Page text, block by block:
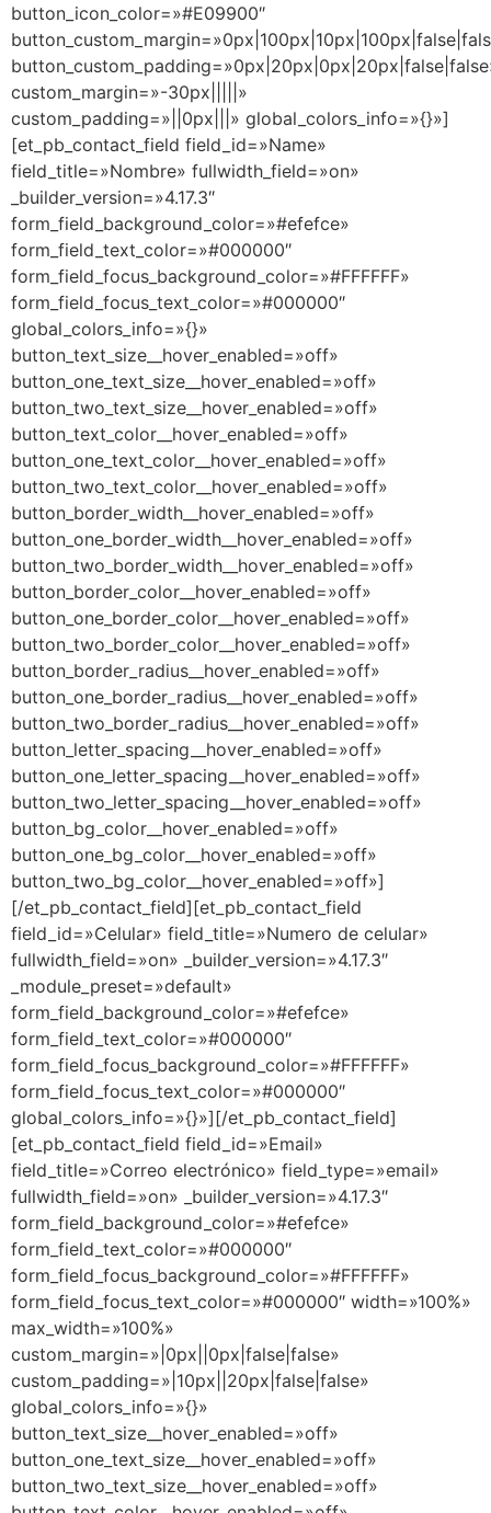
button_icon_color=»#E09900″
custom_margin=»-30px|||||»
custom_padding=»||0px|||» global_colors_info=»{}»]
[et_pb_contact_field field_id=»Name»
field_title=»Nombre» fullwidth_field=»on»
_builder_version=»4.17.3″
form_field_background_color=»#efefce»
form_field_text_color=»#000000″
form_field_focus_background_color=»#FFFFFF»
form_field_focus_text_color=»#000000″
global_colors_info=»{}»
button_text_size__hover_enabled=»off»
button_one_text_size__hover_enabled=»off»
button_two_text_size__hover_enabled=»off»
button_text_color__hover_enabled=»off»
button_one_text_color__hover_enabled=»off»
button_two_text_color__hover_enabled=»off»
button_border_width__hover_enabled=»off»
button_one_border_width__hover_enabled=»off»
button_two_border_width__hover_enabled=»off»
button_border_color__hover_enabled=»off»
button_one_border_color__hover_enabled=»off»
button_two_border_color__hover_enabled=»off»
button_border_radius__hover_enabled=»off»
button_one_border_radius__hover_enabled=»off»
button_two_border_radius__hover_enabled=»off»
button_letter_spacing__hover_enabled=»off»
button_one_letter_spacing__hover_enabled=»off»
button_two_letter_spacing__hover_enabled=»off»
button_bg_color__hover_enabled=»off»
button_one_bg_color__hover_enabled=»off»
button_two_bg_color__hover_enabled=»off»]
[/et_pb_contact_field][et_pb_contact_field
field_id=»Celular» field_title=»Numero de celular»
fullwidth_field=»on» _builder_version=»4.17.3″
_module_preset=»default»
form_field_background_color=»#efefce»
form_field_text_color=»#000000″
form_field_focus_background_color=»#FFFFFF»
form_field_focus_text_color=»#000000″
global_colors_info=»{}»][/et_pb_contact_field]
[et_pb_contact_field field_id=»Email»
field_title=»Correo electrónico» field_type=»email»
fullwidth_field=»on» _builder_version=»4.17.3″
form_field_background_color=»#efefce»
form_field_text_color=»#000000″
form_field_focus_background_color=»#FFFFFF»
form_field_focus_text_color=»#000000″ width=»100%»
max_width=»100%»
custom_margin=»|0px||0px|false|false»
custom_padding=»|10px||20px|false|false»
global_colors_info=»{}»
button_text_size__hover_enabled=»off»
button_one_text_size__hover_enabled=»off»
button_two_text_size__hover_enabled=»off»